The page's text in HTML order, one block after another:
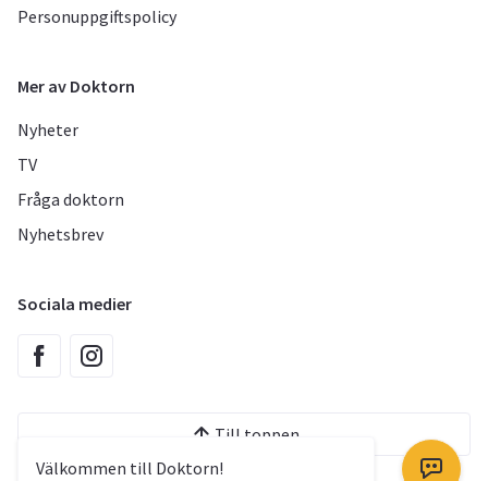
Välkommen till Doktorn!
Personuppgiftspolicy
Mer av Doktorn
Nyheter
TV
Fråga doktorn
Nyhetsbrev
Sociala medier
Till toppen